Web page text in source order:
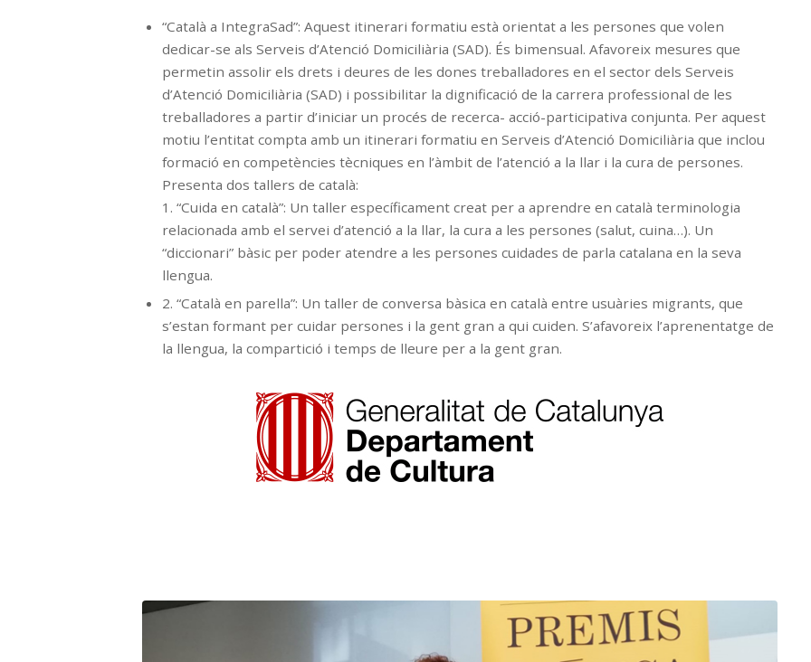
“Català a IntegraSad”: Aquest itinerari formatiu està orientat a les persones que volen
dedicar-se als Serveis d’Atenció Domiciliària (SAD). És bimensual. Afavoreix mesures que
permetin assolir els drets i deures de les dones treballadores en el sector dels Serveis
d’Atenció Domiciliària (SAD) i possibilitar la dignificació de la carrera professional de les
treballadores a partir d’iniciar un procés de recerca- acció-participativa conjunta. Per aquest
motiu l’entitat compta amb un itinerari formatiu en Serveis d’Atenció Domiciliària que inclou
formació en competències tècniques en l’àmbit de l’atenció a la llar i la cura de persones.
Presenta dos tallers de català:
1. “Cuida en català”: Un taller específicament creat per a aprendre en català terminologia
relacionada amb el servei d’atenció a la llar, la cura a les persones (salut, cuina…). Un
“diccionari” bàsic per poder atendre a les persones cuidades de parla catalana en la seva
llengua.
2. “Català en parella”: Un taller de conversa bàsica en català entre usuàries migrants, que
s’estan formant per cuidar persones i la gent gran a qui cuiden. S’afavoreix l’aprenentatge de
la llengua, la compartició i temps de lleure per a la gent gran.